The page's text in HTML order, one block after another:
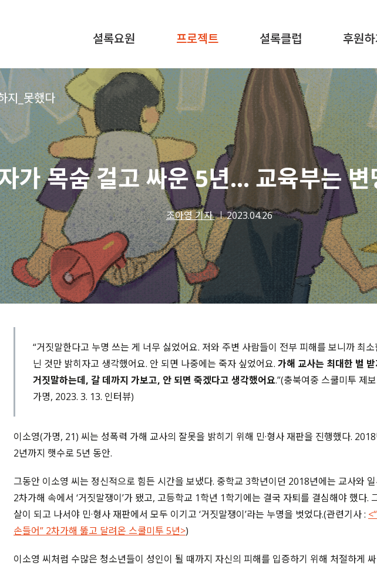
셜록요원 프로젝트 셜록클럽 후원하
지_못했다
가 목숨 걸고 싸운 5년… 교육부는 변
조아영 기자 2023.04.26
“거짓말한다고 누명 쓰는 게 너무 싫었어요. 저와 주변 사람들이 전부 피해를 보니까 최
닌 것만 밝히자고 생각했어요. 안 되면 나중에는 죽자 싶었어요. 가해 교사는 최대한 벌
거짓말하는데, 갈 데까지 가보고, 안 되면 죽겠다고 생각했어요.”(충북여중 스쿨미투 제
가명, 2023. 3. 13. 인터뷰)
이소영(가명, 21) 씨는 성폭력 가해 교사의 잘못을 밝히기 위해 민·형사 재판을 진행했다. 2018
2년까지 햇수로 5년 동안.
그동안 이소영 씨는 정신적으로 힘든 시간을 보냈다. 중학교 3학년이던 2018년에는 교사와
2차가해 속에서 ‘거짓말쟁이’가 됐고, 고등학교 1학년 1학기에는 결국 자퇴를 결심해야 했다.
살이 되고 나서야 민·형사 재판에서 모두 이기고 ‘거짓말쟁이’라는 누명을 벗었다.(관련기사 :
손들어” 2차가해 뚫고 달려온 스쿨미투 5년>)
이소영 씨처럼 수많은 청소년들이 성인이 될 때까지 자신의 피해를 입증하기 위해 처절하게